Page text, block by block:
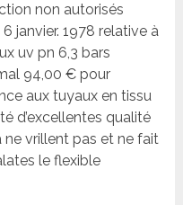
non autorisés
janvier. 1978 relative à
uv pn 6,3 bars
94,00 € pour
aux tuyaux en tissu
d’excellentes qualité
ne vrillent pas et ne fait
le flexible